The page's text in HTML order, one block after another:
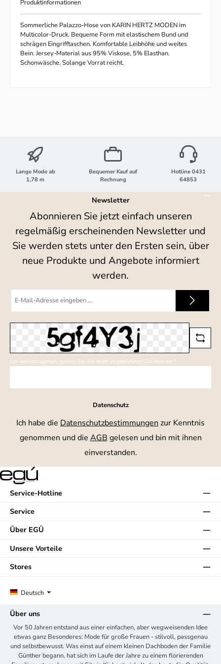
Produktinformationen
Sommerliche Palazzo-Hose von KARIN HERTZ MODEN im
Multicolor-Druck. Bequeme Form mit elastischem Bund und
schrägen Eingrifftaschen. Komfortable Leibhöhe und weites
Bein. Jersey-Material aus 95% Viskose, 5% Elasthan.
Schonwäsche. Solange Vorrat reicht.
Lange Mode ab
1,78 m
Bequemer Kauf auf
Rechnung
Hotline 0431
64853
Newsletter
Abonnieren Sie jetzt einfach unseren
regelmäßig erscheinenden Newsletter und
Sie werden stets unter den Ersten sein, über
neue Produkte und Angebote informiert
werden.
Mail-
Um weiterzugehen, geben Sie die oben abgebildeten Zeichen ein *
Datenschutz
Ich habe die Datenschutzbestimmungen zur Kenntnis
genommen und die AGB gelesen und bin mit ihnen
einverstanden.
Service-Hotline
Service
Über EGÜ
Unsere Vorteile
Deutsch
Stores
Über uns
Vor 50 Jahren entstand aus einer einfachen, aber wegweisenden Idee
etwas ganz Besonderes: Mode für große Frauen - stilvoll, passgenau
und selbstbewusst. Was einst auf einem kleinen Dachboden der Familie
Günther begann, hat sich im Laufe der Jahre zu einem florierenden